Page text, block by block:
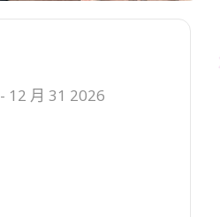
- 12 月 31 2026